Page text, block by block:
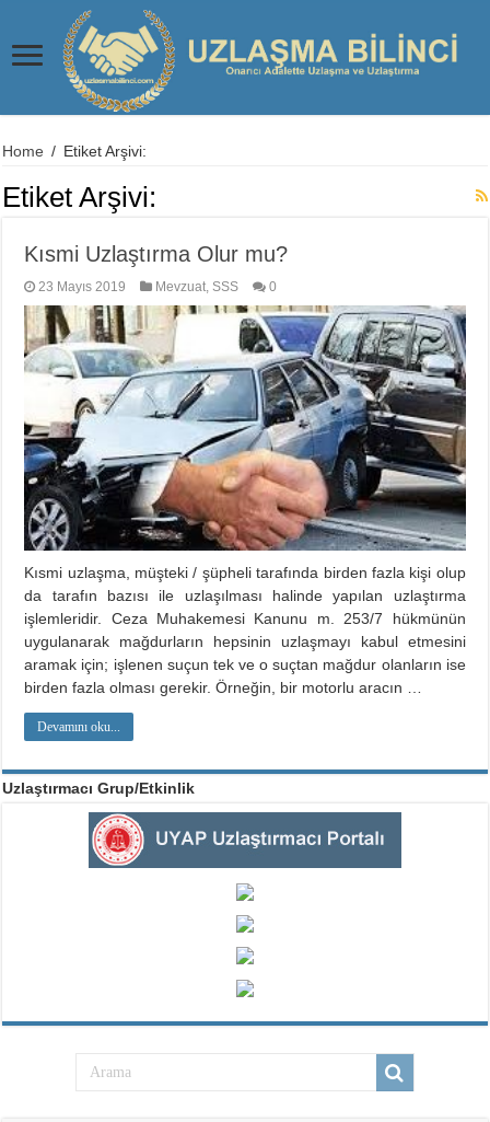
Home / Etiket Arşivi:
Etiket Arşivi:
Kısmi Uzlaştırma Olur mu?
23 Mayıs 2019 Mevzuat, SSS 0
Kısmi uzlaşma, müşteki / şüpheli tarafında birden fazla kişi olup
da tarafın bazısı ile uzlaşılması halinde yapılan uzlaştırma
işlemleridir. Ceza Muhakemesi Kanunu m. 253/7 hükmünün
uygulanarak mağdurların hepsinin uzlaşmayı kabul etmesini
aramak için; işlenen suçun tek ve o suçtan mağdur olanların ise
birden fazla olması gerekir. Örneğin, bir motorlu aracın …
Devamını oku...
Uzlaştırmacı Grup/Etkinlik